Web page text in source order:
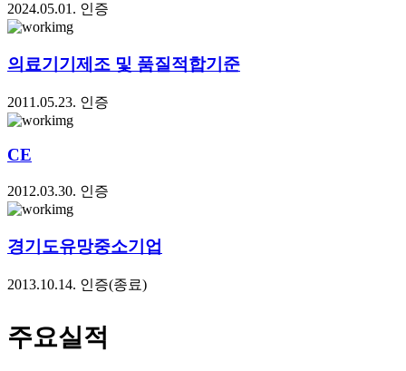
2024.05.01. 인증
의료기기제조 및 품질적합기준
2011.05.23. 인증
CE
2012.03.30. 인증
경기도유망중소기업
2013.10.14. 인증(종료)
주요실적